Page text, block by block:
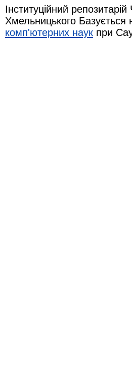
Інституційний
Хмельницького Базується
комп'ютерних наук при